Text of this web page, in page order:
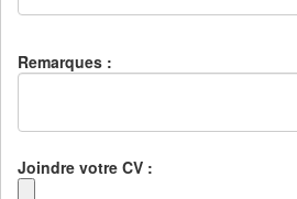
Remarques :
Joindre votre CV :